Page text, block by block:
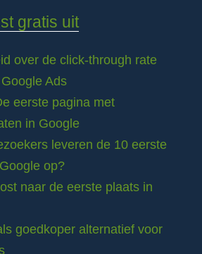
gratis uit
over de click-through rate
Ads
eerste pagina met
in Google
leveren de 10 eerste
op?
naar de eerste plaats in
goedkoper alternatief voor